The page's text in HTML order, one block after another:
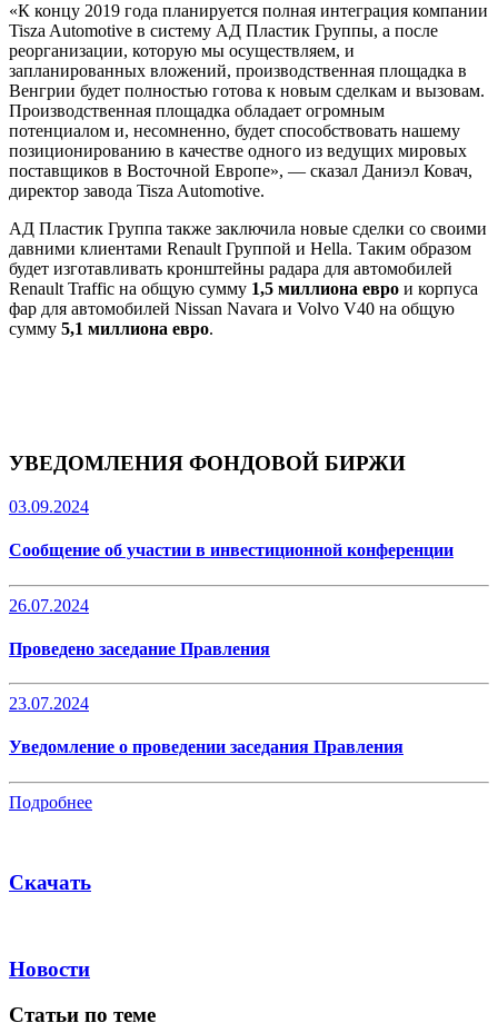
«К концу 2019 года планируется полная интеграция компании
Tisza Automotive в систему АД Пластик Группы, а после
реорганизации, которую мы осуществляем, и
запланированных вложений, производственная площадка в
Венгрии будет полностью готова к новым сделкам и вызовам.
Производственная площадка обладает огромным
потенциалом и, несомненно, будет способствовать нашему
позиционированию в качестве одного из ведущих мировых
поставщиков в Восточной Европе», — сказал Даниэл Ковач,
директор завода Tisza Automotive.
АД Пластик Группа также заключила новые сделки со своими
давними клиентами Renault Группой и Hellа. Таким образом
будет изготавливать кронштейны радара для автомобилей
Renault Traffic на общую сумму 1,5 миллиона евро и корпуса
фар для автомобилей Nissan Navara и Volvo V40 на общую
сумму 5,1 миллиона евро.
УВЕДОМЛЕНИЯ ФОНДОВОЙ БИРЖИ
03.09.2024
Сообщение об участии в инвестиционной конференции
26.07.2024
Проведено заседание Правления
23.07.2024
Уведомление о проведении заседания Правления
Подробнее
Скачать
Новости
Статьи по теме